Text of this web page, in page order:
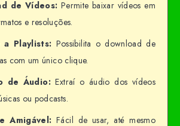
de Vídeos: Permite baixar vídeos em
e resoluções.
a Playlists: Possibilita o download de
com um único clique.
de Áudio:Extraí o áudio dos vídeos
ou podcasts.
Amigável: Fácil de usar, até mesmo